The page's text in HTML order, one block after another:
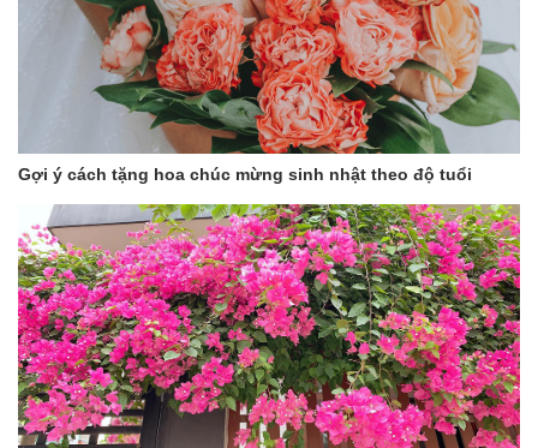
Gợi ý cách tặng hoa chúc mừng sinh nhật theo độ tuổi